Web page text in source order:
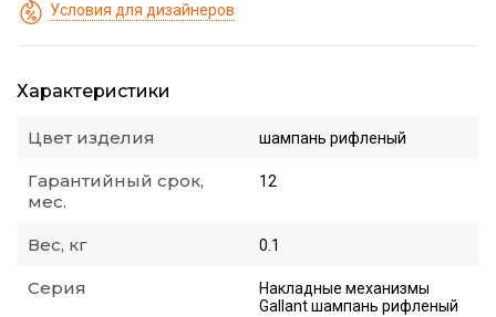
Условия для дизайнеров
Характеристики
Цвет изделия шампань рифленый
Гарантийный срок,
мес.
12
Вес, кг 0.1
Серия
Накладные механизмы
Gallant шампань рифленый